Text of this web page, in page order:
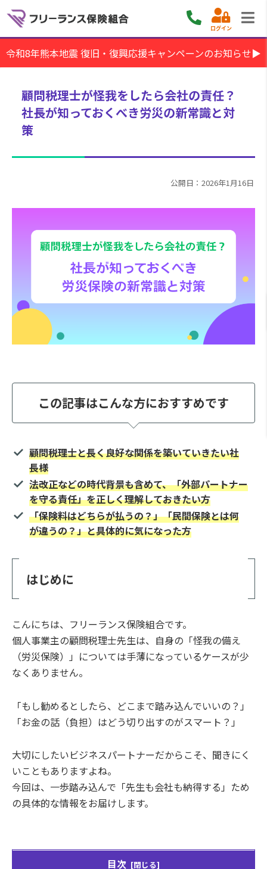
ログイン
令和8年熊本地震 復旧・復興応援キャンペーンのお知らせ▶
顧問税理士が怪我をしたら会社の責任？
社長が知っておくべき労災の新常識と対
策
公開日：2026年1月16日
この記事はこんな方におすすめです
顧問税理士と長く良好な関係を築いていきたい社
長様
法改正などの時代背景も含めて、「外部パートナー
を守る責任」を正しく理解しておきたい方
「保険料はどちらが払うの？」「民間保険とは何
が違うの？」と具体的に気になった方
はじめに
こんにちは、フリーランス保険組合です。
個人事業主の顧問税理士先生は、自身の「怪我の備え
（労災保険）」については手薄になっているケースが少
なくありません。
「もし勧めるとしたら、どこまで踏み込んでいいの？」
「お金の話（負担）はどう切り出すのがスマート？」
大切にしたいビジネスパートナーだからこそ、聞きにく
いこともありますよね。
今回は、一歩踏み込んで「先生も会社も納得する」ため
の具体的な情報をお届けします。
目次